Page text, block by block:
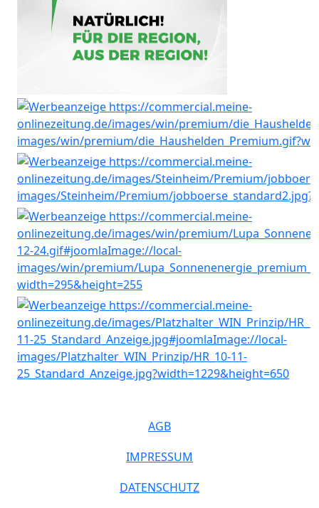
AGB
IMPRESSUM
DATENSCHUTZ